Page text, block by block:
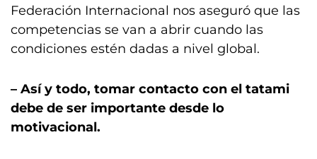
Federación Internacional nos aseguró que las
competencias se van a abrir cuando las
condiciones estén dadas a nivel global.
– Así y todo, tomar contacto con el tatami
debe de ser importante desde lo
motivacional.